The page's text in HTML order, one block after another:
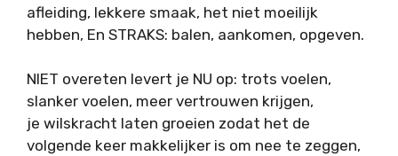
afleiding, lekkere smaak, het niet moeilijk
hebben, En STRAKS: balen, aankomen, opgeven.
NIET overeten levert je NU op: trots voelen,
slanker voelen, meer vertrouwen krijgen,
je wilskracht laten groeien zodat het de
volgende keer makkelijker is om nee te zeggen,